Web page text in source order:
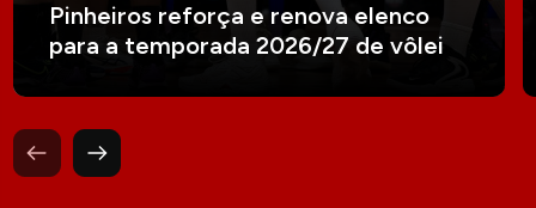
Pinheiros reforça e renova elenco
para a temporada 2026/27 de vôlei